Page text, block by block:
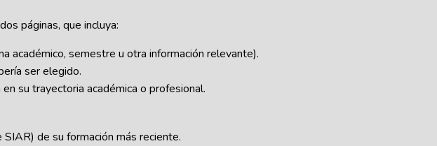
páginas, que incluya:
académico, semestre u otra información relevante).
ser elegido.
su trayectoria académica o profesional.
de su formación más reciente.